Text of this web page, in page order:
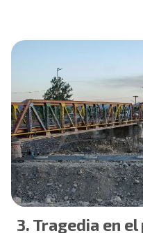
Tragedia en